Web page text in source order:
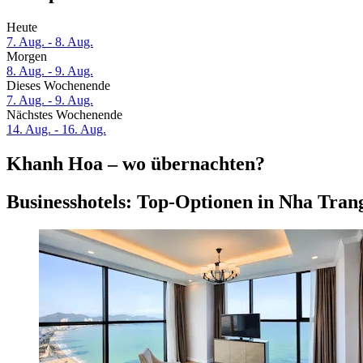
Heute
7. Aug. - 8. Aug.
Morgen
8. Aug. - 9. Aug.
Dieses Wochenende
7. Aug. - 9. Aug.
Nächstes Wochenende
14. Aug. - 16. Aug.
Khanh Hoa – wo übernachten?
Businesshotels: Top-Optionen in Nha